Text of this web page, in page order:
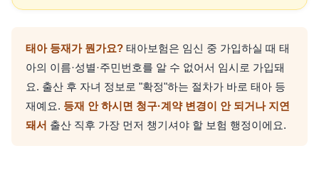
태아 등재가 뭔가요? 태아보험은 임신 중 가입하실 때 태
아의 이름·성별·주민번호를 알 수 없어서 임시로 가입돼
요. 출산 후 자녀 정보로 "확정"하는 절차가 바로 태아 등
재예요. 등재 안 하시면 청구·계약 변경이 안 되거나 지연
돼서 출산 직후 가장 먼저 챙기셔야 할 보험 행정이에요.